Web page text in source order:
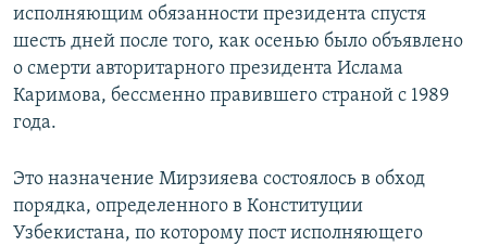
исполняющим обязанности президента спустя
шесть дней после того, как осенью было объявлено
о смерти авторитарного президента Ислама
Каримова, бессменно правившего страной с 1989
года.
Это назначение Мирзияева состоялось в обход
порядка, определенного в Конституции
Узбекистана, по которому пост исполняющего